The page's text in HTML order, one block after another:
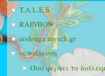
T.A.L.E.S
RAINBOW
arslonga.mysch.gr
εκπαίδευση
Όσα φέρνει το